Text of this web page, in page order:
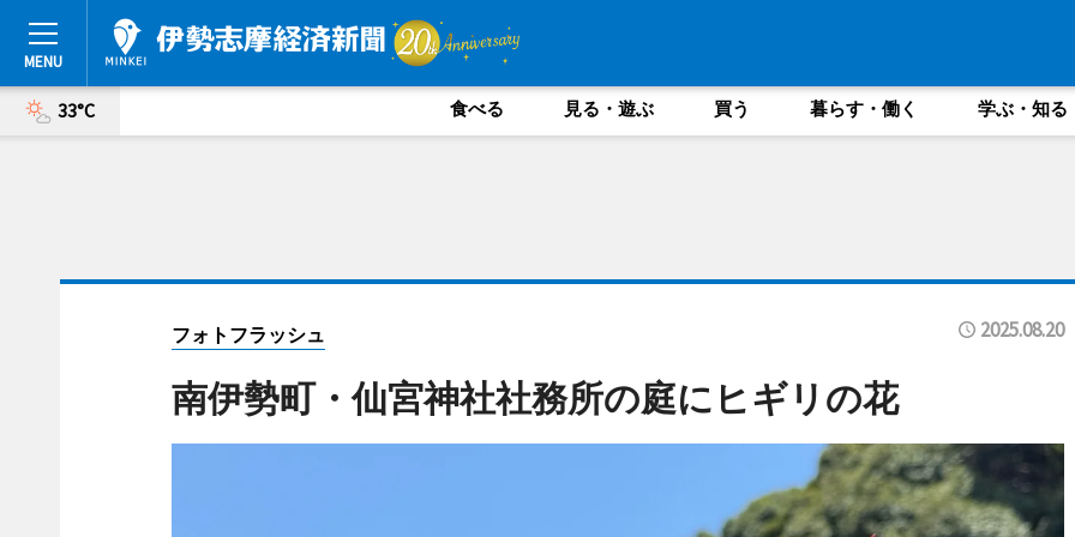
33°C 食べる 見る・遊ぶ 買う 暮らす・働く 学ぶ・知る
フォトフラッシュ 2025.08.20
南伊勢町・仙宮神社社務所の庭にヒギリの花